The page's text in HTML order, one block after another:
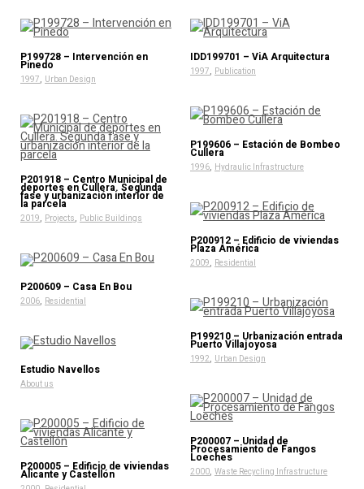
P199728 – Intervención en
Pinedo
1997, Urban Design
IDD199701 – ViA Arquitectura
1997, Publication
P199606 – Estación de Bombeo
Cullera
1996, Hydraulic Infrastructure
P201918 – Centro Municipal de
deportes en Cullera. Segunda
fase y urbanización interior de
la parcela
2019, Projects, Public Buildings
P200912 – Edificio de viviendas
Plaza América
2009, Residential
P200609 – Casa En Bou
2006, Residential
P199210 – Urbanización entrada
Puerto Villajoyosa
1992, Urban Design
Estudio Navellos
About us
P200007 – Unidad de
Procesamiento de Fangos
Loeches
2000, Waste Recycling Infrastructure
P200005 – Edificio de viviendas
Alicante y Castellón